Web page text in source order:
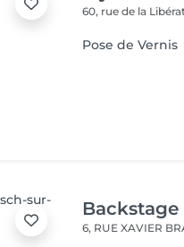
60, rue de la
Pose de Vernis
6, RUE XAVIER